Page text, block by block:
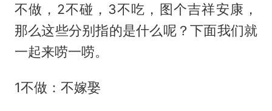
不做，2不碰，3不吃，图个吉祥安康，
那么这些分别指的是什么呢？下面我们就
一起来唠一唠。
1不做：不嫁娶